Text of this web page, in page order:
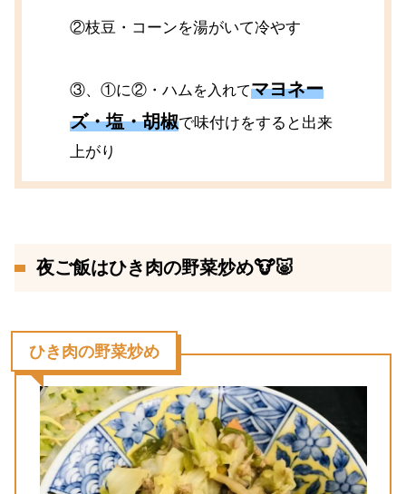
②枝豆・コーンを湯がいて冷やす
③、①に②・ハムを入れてマヨネー
ズ・塩・胡椒で味付けをすると出来
上がり
夜ご飯はひき肉の野菜炒め🐮🐷
ひき肉の野菜炒め